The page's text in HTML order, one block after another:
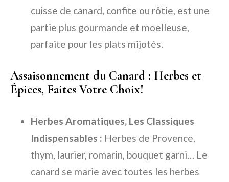
cuisse de canard, confite ou rôtie, est une
partie plus gourmande et moelleuse,
parfaite pour les plats mijotés.
Assaisonnement du Canard : Herbes et
Épices, Faites Votre Choix!
Herbes Aromatiques, Les Classiques
Indispensables : Herbes de Provence,
thym, laurier, romarin, bouquet garni… Le
canard se marie avec toutes les herbes